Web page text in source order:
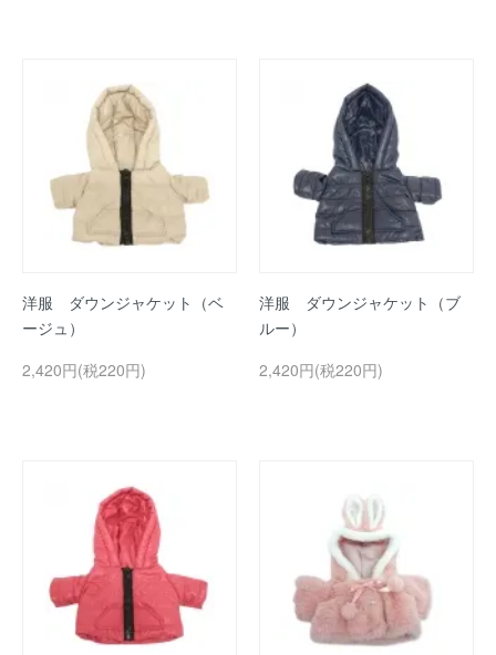
洋服 ダウンジャケット（ベ
ージュ）
2,420円(税220円)
洋服 ダウンジャケット（ブ
ルー）
2,420円(税220円)